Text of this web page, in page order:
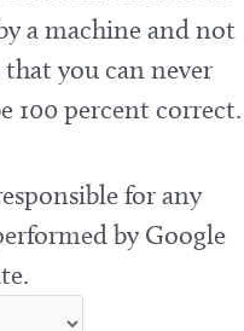
a machine and not
that you can never
100 percent correct.
for any
by Google